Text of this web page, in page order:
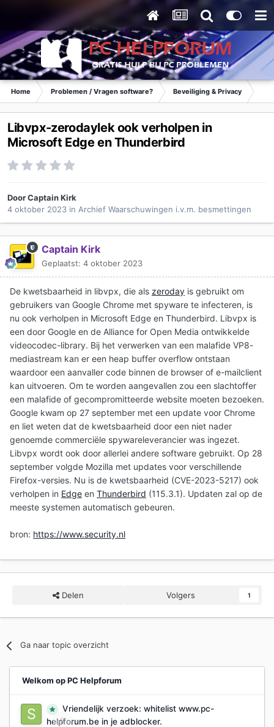
Home Problemen / Vragen software? Beveiliging & Privacy
Libvpx-zerodaylek ook verholpen in
Microsoft Edge en Thunderbird
DoorCaptain Kirk
4 oktober 2023 in Archief Waarschuwingen i.v.m. besmettingen
Captain Kirk
Geplaatst: 4 oktober 2023
De kwetsbaarheid in libvpx, die als zeroday is gebruikt om
gebruikers van Google Chrome met spyware te infecteren, is
nu ook verholpen in Microsoft Edge en Thunderbird. Libvpx is
een door Google en de Alliance for Open Media ontwikkelde
videocodec-library. Bij het verwerken van een malafide VP8-
mediastream kan er een heap buffer overflow ontstaan
waardoor een aanvaller code binnen de browser of e-mailclient
kan uitvoeren. Om te worden aangevallen zou een slachtoffer
een malafide of gecompromitteerde website moeten bezoeken.
Google kwam op 27 september met een update voor Chrome
en liet weten dat de kwetsbaarheid door een niet nader
genoemde commerciële spywareleverancier was ingezet.
Libvpx wordt ook door allerlei andere software gebruikt. Op 28
september volgde Mozilla met updates voor verschillende
Firefox-versies. Nu is de kwetsbaarheid (CVE-2023-5217) ook
verholpen in Edge en Thunderbird (115.3.1). Updaten zal op de
meeste systemen automatisch gebeuren.
bron: https://www.security.nl
Delen Volgers 1
Ga naar topic overzicht
Welkom op PC Helpforum
0
Vriendelijk verzoek: whitelist www.pc-
helpforum.be in je adblocker.